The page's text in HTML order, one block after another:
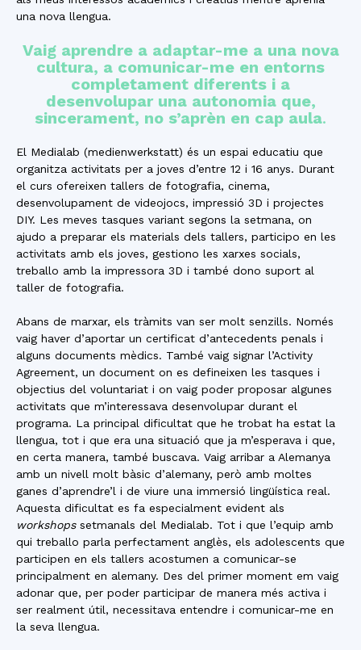
una nova llengua.
Vaig aprendre a adaptar-me a una nova
cultura, a comunicar-me en entorns
completament diferents i a
desenvolupar una autonomia que,
sincerament, no s’aprèn en cap aula.
El Medialab (medienwerkstatt) és un espai educatiu que
organitza activitats per a joves d’entre 12 i 16 anys. Durant
el curs ofereixen tallers de fotografia, cinema,
desenvolupament de videojocs, impressió 3D i projectes
DIY. Les meves tasques variant segons la setmana, on
ajudo a preparar els materials dels tallers, participo en les
activitats amb els joves, gestiono les xarxes socials,
treballo amb la impressora 3D i també dono suport al
taller de fotografia.
Abans de marxar, els tràmits van ser molt senzills. Només
vaig haver d’aportar un certificat d’antecedents penals i
alguns documents mèdics. També vaig signar l’Activity
Agreement, un document on es defineixen les tasques i
objectius del voluntariat i on vaig poder proposar algunes
activitats que m’interessava desenvolupar durant el
programa. La principal dificultat que he trobat ha estat la
llengua, tot i que era una situació que ja m’esperava i que,
en certa manera, també buscava. Vaig arribar a Alemanya
amb un nivell molt bàsic d’alemany, però amb moltes
ganes d’aprendre’l i de viure una immersió lingüística real.
Aquesta dificultat es fa especialment evident als
workshops setmanals del Medialab. Tot i que l’equip amb
qui treballo parla perfectament anglès, els adolescents que
participen en els tallers acostumen a comunicar-se
principalment en alemany. Des del primer moment em vaig
adonar que, per poder participar de manera més activa i
ser realment útil, necessitava entendre i comunicar-me en
la seva llengua.